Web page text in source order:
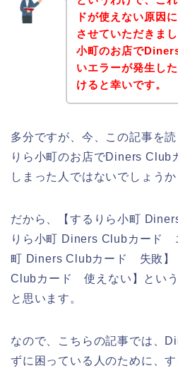
ドが使えない原因
させていただきま
小町のお店で
いエラーが発生し
けると幸いです。
多分ですが、今、この記事を
りら小町のお店でDiners Club
しまった人ではないでしょうか
だから、【するりら小町
りら小町 Diners Clubカード
町 Diners Clubカード 失敗】
Clubカード 使えない】とい
と思います。
なので、こちらの記事では、
ずに困っている人のために、